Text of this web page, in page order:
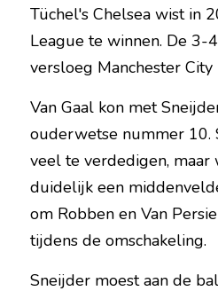
Tüchel's Chelsea wist in
League te winnen. De 3-
versloeg Manchester City
Van Gaal kon met
ouderwetse nummer 10.
veel te verdedigen, maar
duidelijk een
om Robben en Van
tijdens de omschakeling.
Sneijder moest aan de